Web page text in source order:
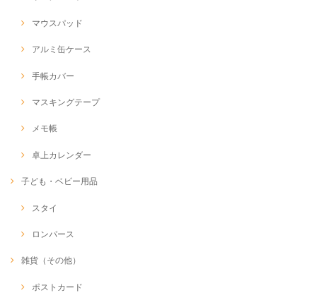
マウスパッド
アルミ缶ケース
手帳カバー
マスキングテープ
メモ帳
卓上カレンダー
子ども・ベビー用品
スタイ
ロンパース
雑貨（その他）
ポストカード